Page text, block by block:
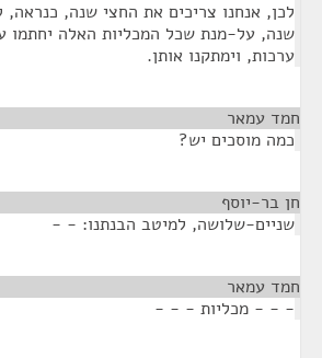
לכן, אנחנו צריכים את החצי שנה, כנראה,
שנה, על-מנת שכל המכליות האלה יחתמו
ערכות, וימתקנו אותן.
חמד עמאר
כמה מוסכים יש?
חן בר-יוסף
שניים-שלושה, למיטב הבנתנו: - -
חמד עמאר
- - - מכליות - - -